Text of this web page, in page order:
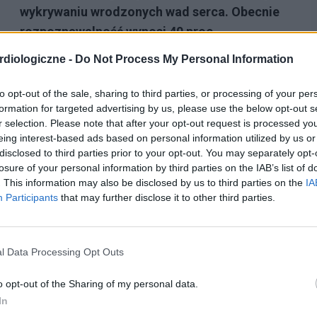
- Do Not Process My Personal Information
opt-out of the sale, sharing to third parties, or processing of your
for targeted advertising by us, please use the below opt-out
selection. Please note that after your opt-out request is processed
interest-based ads based on personal information utilized by us
to third parties prior to your opt-out. You may separately
of your personal information by third parties on the IAB’s list of
This information may also be disclosed by us to third parties on the
Participants that may further disclose it to other third parties.
Data Processing Opt Outs
opt-out of the Sharing of my personal data.
wykrywaniu wrodzonych wad serca. Obecnie
rozpoznawalność wynosi 40 proc.
Algorytmy sztucznej inteligencji usprawnią wykrywanie
wrodzonych wad serca w okresie prenatalnym. Wykrycie
rokowania noworodka. Fundacja Serce...